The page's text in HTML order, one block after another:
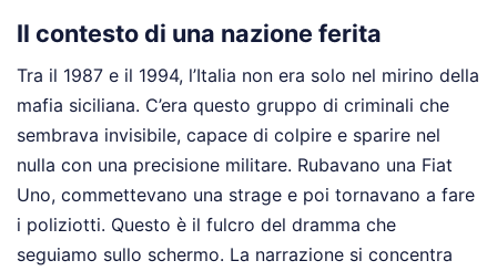
Il contesto di una nazione ferita
Tra il 1987 e il 1994, l’Italia non era solo nel mirino della
mafia siciliana. C’era questo gruppo di criminali che
sembrava invisibile, capace di colpire e sparire nel
nulla con una precisione militare. Rubavano una Fiat
Uno, commettevano una strage e poi tornavano a fare
i poliziotti. Questo è il fulcro del dramma che
seguiamo sullo schermo. La narrazione si concentra